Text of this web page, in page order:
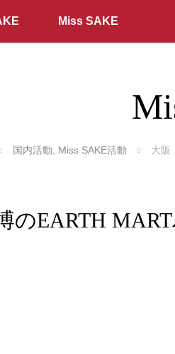
Miss SAKE
国内活動 Miss SAKE活動 大阪
のEARTH